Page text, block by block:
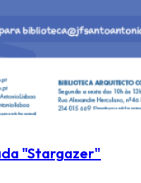
"Stargazer"